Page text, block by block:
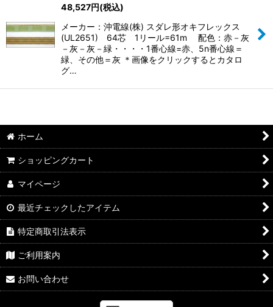
48,527円(税込)
メーカー：沖電線(株) スダレ形オキフレックス
(UL2651) 64芯 1リール=61m 配色：赤－灰
－灰－灰－緑・・・・1番心線=赤、5n番心線＝
緑、その他＝灰 ＊画像をクリックするとカタロ
グ…
ホーム
ショッピングカート
マイページ
最近チェックしたアイテム
特定商取引法表示
ご利用案内
お問い合わせ